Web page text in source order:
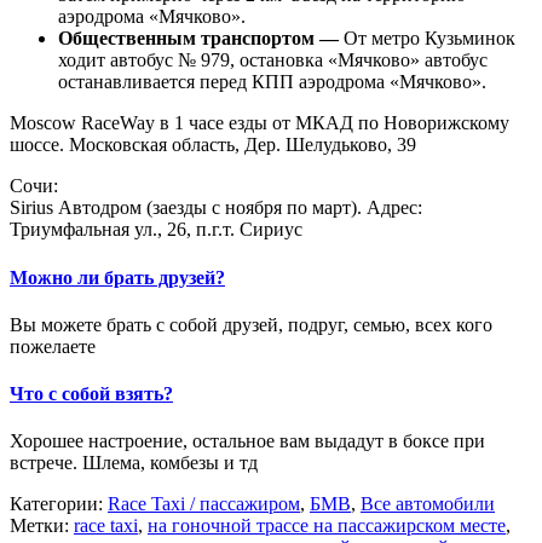
аэродрома «Мячково».
Общественным транспортом —От метро Кузьминок
ходит автобус № 979, остановка «Мячково» автобус
останавливается перед КПП аэродрома «Мячково».
Moscow RaceWay в 1 часе езды от МКАД по Новорижскому
шоссе. Московская область, Дер. Шелудьково, 39
Сочи:
Sirius Автодром (заезды с ноября по март). Адрес:
Триумфальная ул., 26, п.г.т. Сириус
Можно ли брать друзей?
Вы можете брать с собой друзей, подруг, семью, всех кого
пожелаете
Что с собой взять?
Хорошее настроение, остальное вам выдадут в боксе при
встрече. Шлема, комбезы и тд
Категории: Race Taxi / пассажиром, БМВ, Все автомобили
Метки: race taxi, на гоночной трассе на пассажирском месте,